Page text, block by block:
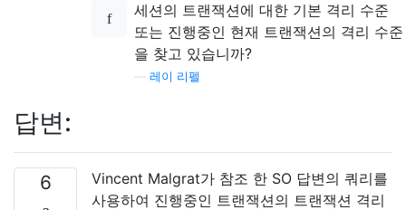
세션의 트랜잭션에 대한 기본 격리 수준
또는 진행중인 현재 트랜잭션의 격리 수준
을 찾고 있습니까?
레이 리펠
답변:
6
Vincent Malgrat가 참조 한 SO 답변의 쿼리를
사용하여 진행중인 트랜잭션의 트랜잭션 격리